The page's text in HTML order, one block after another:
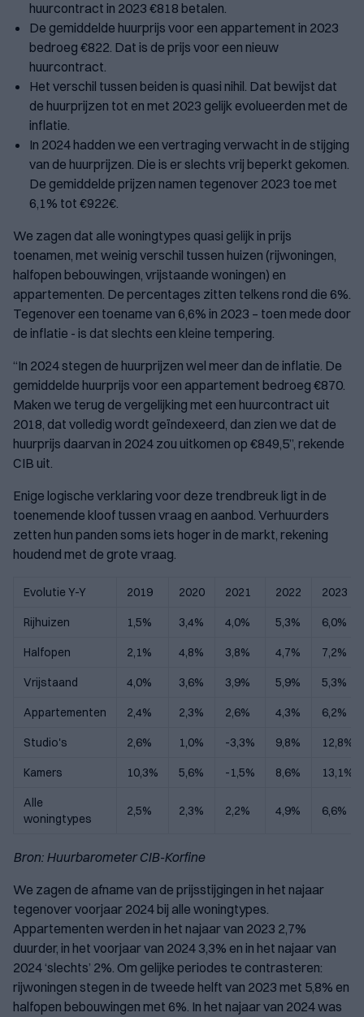
huurcontract in 2023 €818 betalen.
De gemiddelde huurprijs voor een appartement in 2023
bedroeg €822. Dat is de prijs voor een nieuw
huurcontract.
Het verschil tussen beiden is quasi nihil. Dat bewijst dat
de huurprijzen tot en met 2023 gelijk evolueerden met de
inflatie.
In 2024 hadden we een vertraging verwacht in de stijging
van de huurprijzen. Die is er slechts vrij beperkt gekomen.
De gemiddelde prijzen namen tegenover 2023 toe met
6,1% tot €922€.
We zagen dat alle woningtypes quasi gelijk in prijs
toenamen, met weinig verschil tussen huizen (rijwoningen,
halfopen bebouwingen, vrijstaande woningen) en
appartementen. De percentages zitten telkens rond die 6%.
Tegenover een toename van 6,6% in 2023 – toen mede door
de inflatie - is dat slechts een kleine tempering.
“In 2024 stegen de huurprijzen wel meer dan de inflatie. De
gemiddelde huurprijs voor een appartement bedroeg €870.
Maken we terug de vergelijking met een huurcontract uit
2018, dat volledig wordt geïndexeerd, dan zien we dat de
huurprijs daarvan in 2024 zou uitkomen op €849,5”, rekende
CIB uit.
Enige logische verklaring voor deze trendbreuk ligt in de
toenemende kloof tussen vraag en aanbod. Verhuurders
zetten hun panden soms iets hoger in de markt, rekening
houdend met de grote vraag.
Evolutie Y-Y 2019 2020 2021 2022 2023
Rijhuizen 1,5% 3,4% 4,0% 5,3% 6,0%
Halfopen 2,1% 4,8% 3,8% 4,7% 7,2%
Vrijstaand 4,0% 3,6% 3,9% 5,9% 5,3%
Appartementen 2,4% 2,3% 2,6% 4,3% 6,2%
Studio's 2,6% 1,0% -3,3% 9,8% 12,8%
Kamers 10,3% 5,6% -1,5% 8,6% 13,1%
Alle
woningtypes
2,5% 2,3% 2,2% 4,9% 6,6%
Bron: Huurbarometer CIB-Korfine
We zagen de afname van de prijsstijgingen in het najaar
tegenover voorjaar 2024 bij alle woningtypes.
Appartementen werden in het najaar van 2023 2,7%
duurder, in het voorjaar van 2024 3,3% en in het najaar van
2024 ‘slechts’ 2%. Om gelijke periodes te contrasteren:
rijwoningen stegen in de tweede helft van 2023 met 5,8% en
halfopen bebouwingen met 6%. In het najaar van 2024 was